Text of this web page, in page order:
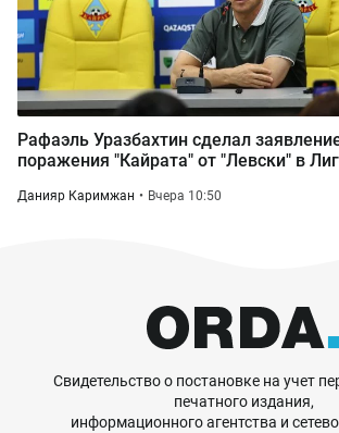
Рафаэль Уразбахтин сделал
поражения "Кайрата" от "Левски" в
Данияр Каримжан Вчера 10:50
Свидетельство о постановке на учет
печатного издания,
информационного агентства и